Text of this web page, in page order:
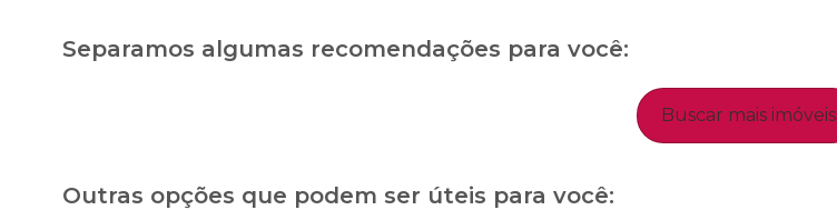
Separamos algumas recomendações para você:
Buscar mais imóveis
Outras opções que podem ser úteis para você: